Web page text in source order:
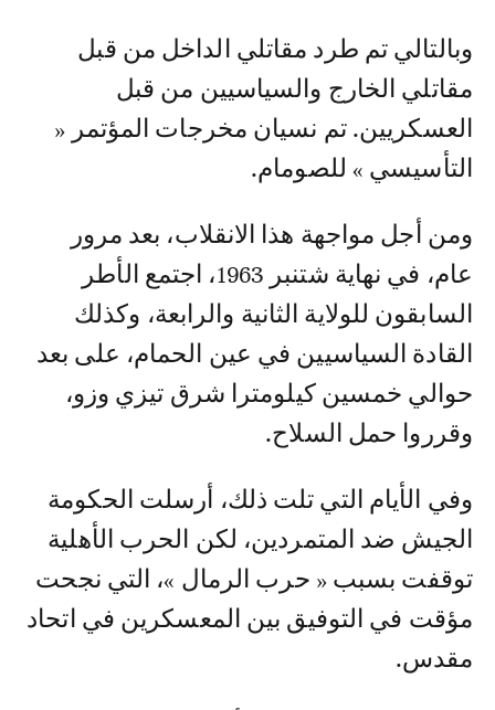
وبالتالي تم طرد مقاتلي الداخل من قبل
مقاتلي الخارج والسياسيين من قبل
العسكريين. تم نسيان مخرجات المؤتمر «
التأسيسي » للصومام.
ومن أجل مواجهة هذا الانقلاب، بعد مرور
عام، في نهاية شتنبر 1963، اجتمع الأطر
السابقون للولاية الثانية والرابعة، وكذلك
القادة السياسيين في عين الحمام، على بعد
حوالي خمسين كيلومترا شرق تيزي وزو،
وقرروا حمل السلاح.
وفي الأيام التي تلت ذلك، أرسلت الحكومة
الجيش ضد المتمردين، لكن الحرب الأهلية
توقفت بسبب « حرب الرمال »، التي نجحت
مؤقت في التوفيق بين المعسكرين في اتحاد
مقدس.